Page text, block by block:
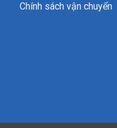
Chính sách vận chuyển